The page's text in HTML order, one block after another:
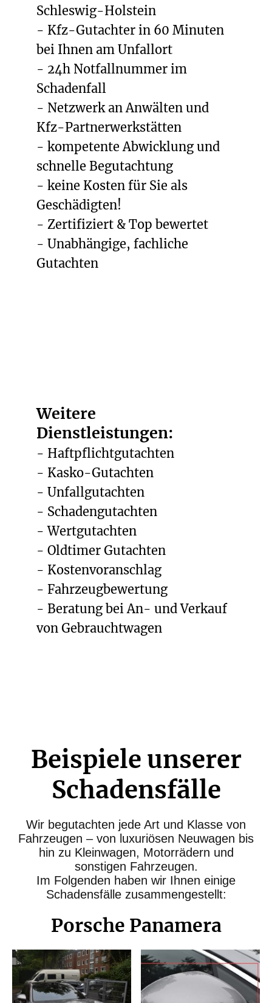
Schleswig-Holstein
- Kfz-Gutachter in 60 Minuten
bei Ihnen am Unfallort
- 24h Notfallnummer im
Schadenfall
- Netzwerk an Anwälten und
Kfz-Partnerwerkstätten
- kompetente Abwicklung und
schnelle Begutachtung
- keine Kosten für Sie als
Geschädigten!
- Zertifiziert & Top bewertet
- Unabhängige, fachliche
Gutachten
Weitere
Dienstleistungen:
- Haftpflichtgutachten
- Kasko-Gutachten
- Unfallgutachten
- Schadengutachten
- Wertgutachten
- Oldtimer Gutachten
- Kostenvoranschlag
- Fahrzeugbewertung
- Beratung bei An- und Verkauf
von Gebrauchtwagen
Beispiele unserer
Schadensfälle
Wir begutachten jede Art und Klasse von
Fahrzeugen – von luxuriösen Neuwagen bis
hin zu Kleinwagen, Motorrädern und
sonstigen Fahrzeugen.
Im Folgenden haben wir Ihnen einige
Schadensfälle zusammengestellt:
Porsche Panamera